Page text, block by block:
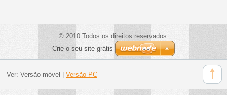
© 2010 Todos os direitos reservados.
Crie o seu site grátis
Ver: Versão móvel Versão PC